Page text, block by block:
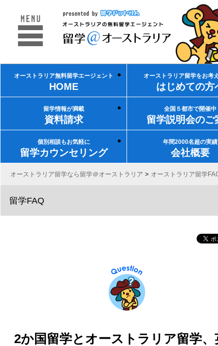
オーストラリア無料留学エージェント
HOME
オーストラリア留学をお考
はじめての方
留学情報が満載
資料請求
全国５都市で開催中
留学説明会のご
個別相談もお気軽に
留学カウンセリング
年間2000名超の実績
会社概要
オーストラリア留学なら留学＠オーストラリア > オーストラリア留学
留学FAQ
2か国留学とオーストラリア留学、